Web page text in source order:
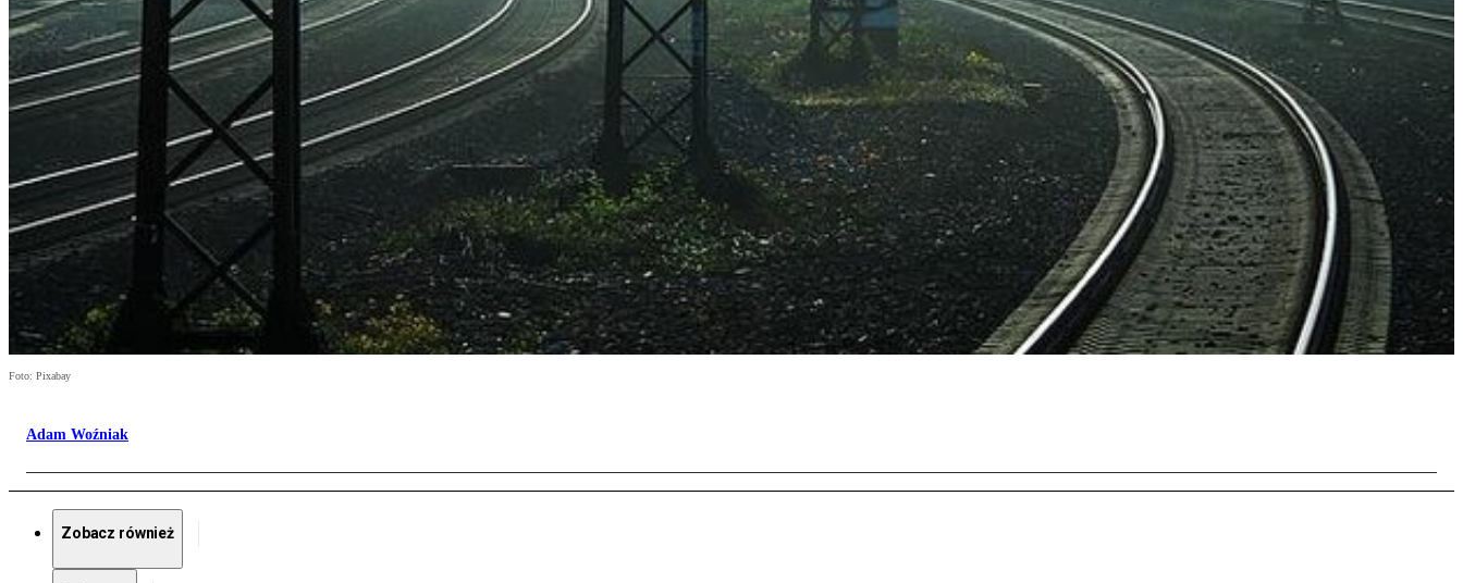
Foto: Pixabay
Adam Woźniak
Zobacz również